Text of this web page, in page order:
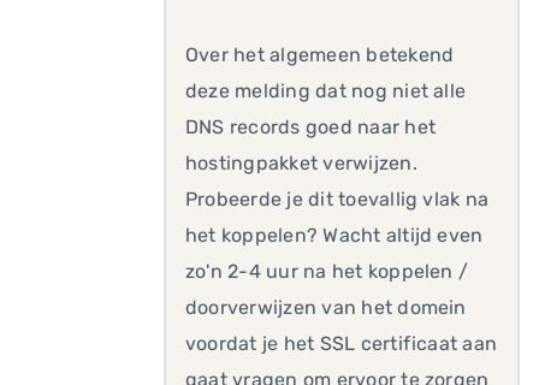
Over het algemeen betekend
deze melding dat nog niet alle
DNS records goed naar het
hostingpakket verwijzen.
Probeerde je dit toevallig vlak na
het koppelen? Wacht altijd even
zo'n 2-4 uur na het koppelen /
doorverwijzen van het domein
voordat je het SSL certificaat aan
gaat vragen om ervoor te zorgen